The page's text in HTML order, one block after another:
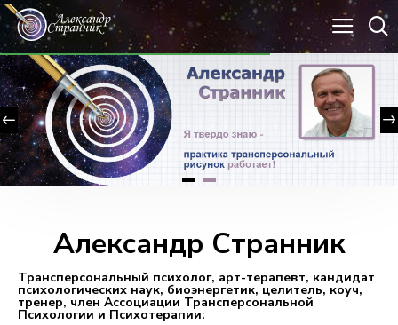
Александр Странник
Трансперсональный психолог, арт-терапевт, кандидат
психологических наук, биоэнергетик, целитель, коуч,
тренер, член Ассоциации Трансперсональной
Психологии и Психотерапии: